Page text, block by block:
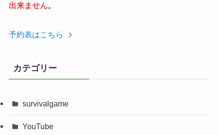
出来ません。
予約表はこちら
カテゴリー
survivalgame
YouTube